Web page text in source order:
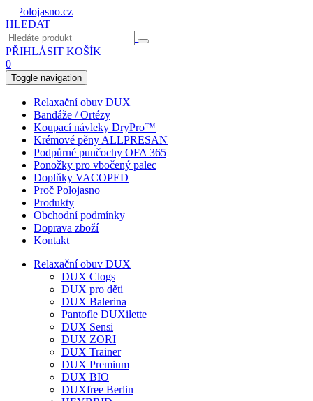
HLEDAT
PŘIHLÁSIT KOŠÍK
0
Toggle navigation
Relaxační obuv DUX
Bandáže / Ortézy
Koupací návleky DryPro™
Krémové pěny ALLPRESAN
Podpůrné punčochy OFA 365
Ponožky pro vbočený palec
Doplňky VACOPED
Proč Polojasno
Produkty
Obchodní podmínky
Doprava zboží
Kontakt
Relaxační obuv DUX
DUX Clogs
DUX pro děti
DUX Balerina
Pantofle DUXilette
DUX Sensi
DUX ZORI
DUX Trainer
DUX Premium
DUX BIO
DUXfree Berlin